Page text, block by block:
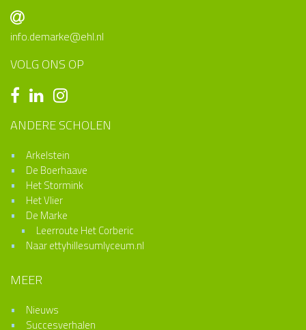
info.demarke@ehl.nl
VOLG ONS OP
ANDERE SCHOLEN
Arkelstein
De Boerhaave
Het Stormink
Het Vlier
De Marke
Leerroute Het Corberic
Naar ettyhillesumlyceum.nl
MEER
Nieuws
Succesverhalen